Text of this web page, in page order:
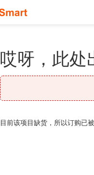
哎呀，此处
目前该项目缺货，所以订购已